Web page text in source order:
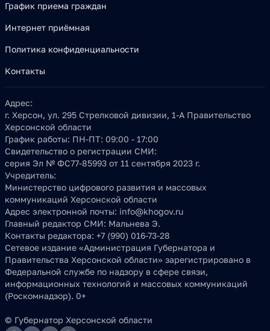
График приема граждан
Интернет приёмная
Политика конфиденциальности
Контакты
Адрес:
г. Херсон, ул. 295 Стрелковой дивизии, 1-А Правительство
Херсонской области
График работы: ПН-ПТ: 09:00 - 17:00
Свидетельство о регистрации СМИ:
серия Эл № ФС77-85993 от 11 сентября 2023 г.
Учредитель:
Министерство цифрового развития и массовых
коммуникаций Херсонской области
Адрес электронной почты: info@khogov.ru
Главный редактор СМИ: Мальнева Э.
Контакты редактора: +7 (990) 016-73-28
Сетевое издание «Администрация Губернатора и
Правительства Херсонской области» зарегистрировано в
Федеральной службе по надзору в сфере связи,
информационных технологий и массовых коммуникаций
(Роскомнадзор). 0+
© Губернатор Херсонской области